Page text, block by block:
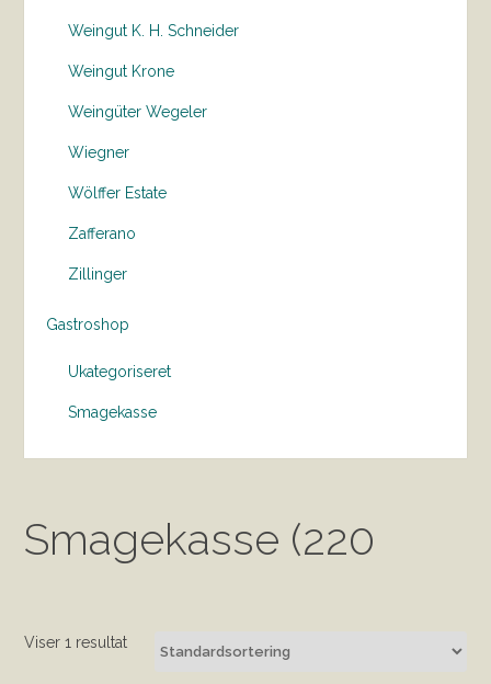
Weingut K. H. Schneider
Weingut Krone
Weingüter Wegeler
Wiegner
Wölffer Estate
Zafferano
Zillinger
Gastroshop
Ukategoriseret
Smagekasse
Smagekasse (220
Viser 1 resultat